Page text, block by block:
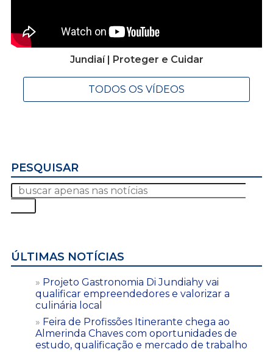
Jundiaí | Proteger e Cuidar
TODOS OS VÍDEOS
PESQUISAR
ÚLTIMAS NOTÍCIAS
Projeto Gastronomia Di Jundiahy vai
qualificar empreendedores e valorizar a
culinária local
Feira de Profissões Itinerante chega ao
Almerinda Chaves com oportunidades de
estudo, qualificação e mercado de trabalho